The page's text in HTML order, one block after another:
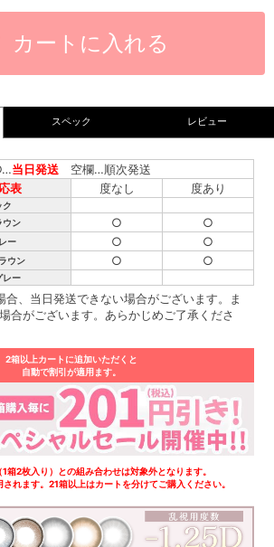
カートに入れる
スペック レビュー
当日発送 空欄…順次発送
表
度なし 度あり
ク
ウン
○ ○
ー ○ ○
ウン ○ ○
レー
合、当日発送できない場合がございます。ま
合がございます。あらかじめご了承くださ
2箱以上カートに追加いただくと
自動で割引が適用ます。
箱2枚入り）との組み合わせは対象外となります。
れます。21箱以上はカートを分けてご購入ください。